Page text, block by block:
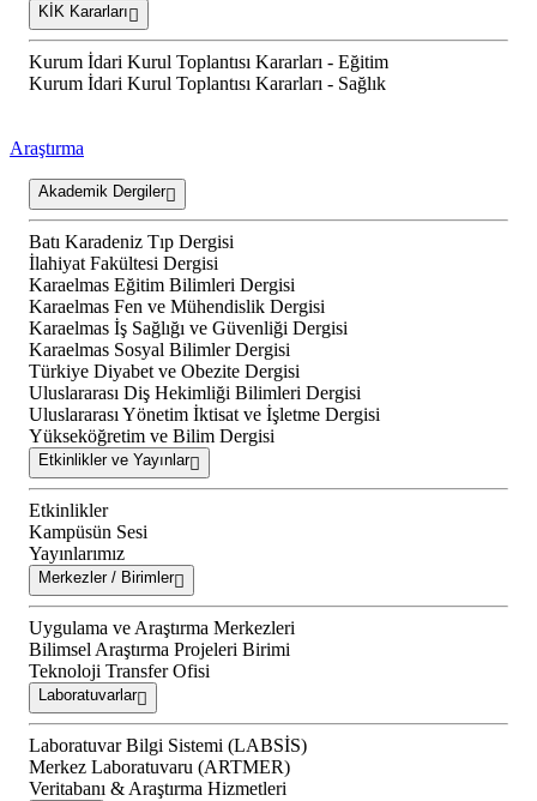
KİK Kararları
Kurum İdari Kurul Toplantısı Kararları - Eğitim
Kurum İdari Kurul Toplantısı Kararları - Sağlık
Araştırma
Akademik Dergiler
Batı Karadeniz Tıp Dergisi
İlahiyat Fakültesi Dergisi
Karaelmas Eğitim Bilimleri Dergisi
Karaelmas Fen ve Mühendislik Dergisi
Karaelmas İş Sağlığı ve Güvenliği Dergisi
Karaelmas Sosyal Bilimler Dergisi
Türkiye Diyabet ve Obezite Dergisi
Uluslararası Diş Hekimliği Bilimleri Dergisi
Uluslararası Yönetim İktisat ve İşletme Dergisi
Yükseköğretim ve Bilim Dergisi
Etkinlikler ve Yayınlar
Etkinlikler
Kampüsün Sesi
Yayınlarımız
Merkezler / Birimler
Uygulama ve Araştırma Merkezleri
Bilimsel Araştırma Projeleri Birimi
Teknoloji Transfer Ofisi
Laboratuvarlar
Laboratuvar Bilgi Sistemi (LABSİS)
Merkez Laboratuvaru (ARTMER)
Veritabanı & Araştırma Hizmetleri